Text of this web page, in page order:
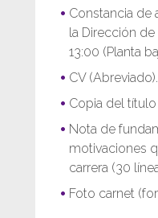
Constancia de
la Dirección de
13:00 (Planta
CV (Abreviado).
Copia del
Nota de
motivaciones
carrera (30
Foto carnet